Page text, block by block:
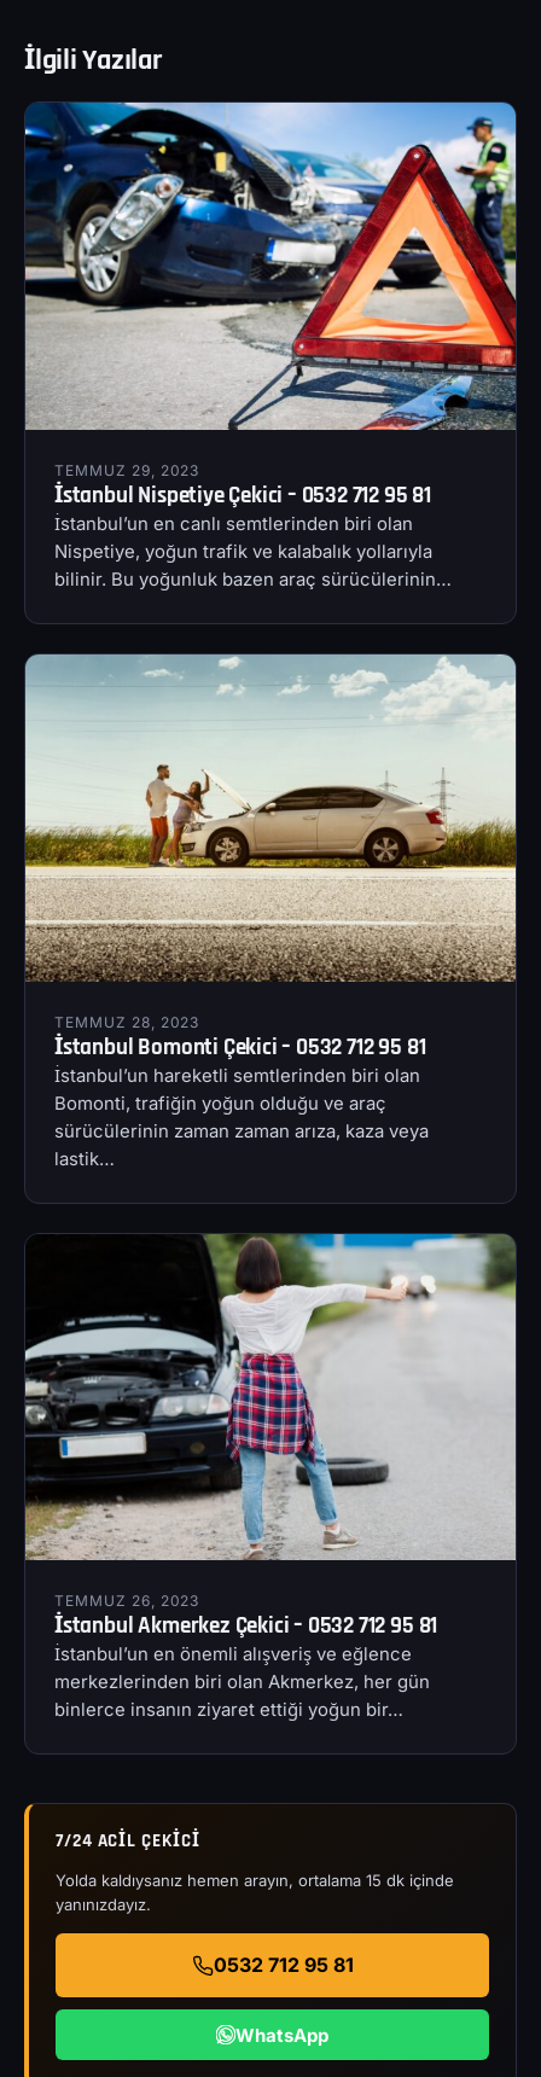
İlgili Yazılar
TEMMUZ 29, 2023
İstanbul Nispetiye Çekici – 0532 712 95 81
İstanbul’un en canlı semtlerinden biri olan
Nispetiye, yoğun trafik ve kalabalık yollarıyla
bilinir. Bu yoğunluk bazen araç sürücülerinin…
TEMMUZ 28, 2023
İstanbul Bomonti Çekici – 0532 712 95 81
İstanbul’un hareketli semtlerinden biri olan
Bomonti, trafiğin yoğun olduğu ve araç
sürücülerinin zaman zaman arıza, kaza veya
lastik…
TEMMUZ 26, 2023
İstanbul Akmerkez Çekici – 0532 712 95 81
İstanbul’un en önemli alışveriş ve eğlence
merkezlerinden biri olan Akmerkez, her gün
binlerce insanın ziyaret ettiği yoğun bir…
7/24 ACIL ÇEKICI
Yolda kaldıysanız hemen arayın, ortalama 15 dk içinde
yanınızdayız.
0532 712 95 81
WhatsApp